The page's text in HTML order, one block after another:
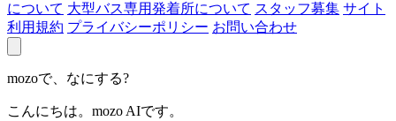
について 大型バス専用発着所について スタッフ募集 サイト
利用規約 プライバシーポリシー お問い合わせ
mozoで、なにする?
こんにちは。mozo AIです。